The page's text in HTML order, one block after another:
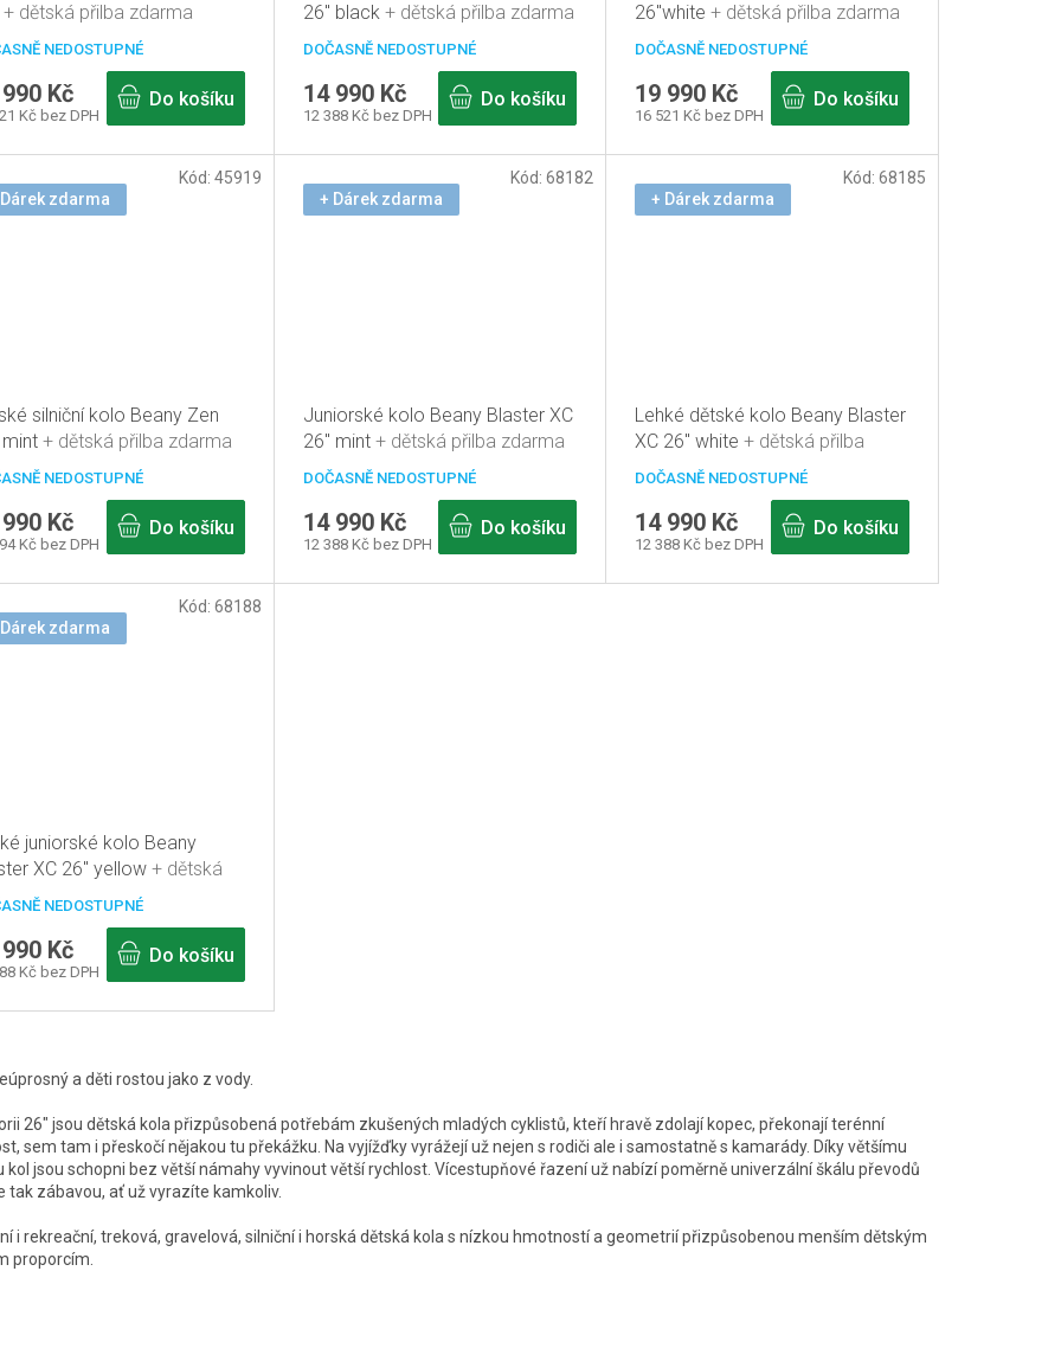
+ dětská přilba zdarma
NEDOSTUPNÉ
Kč bez DPH
Kč Do košíku
26" black + dětská přilba zdarma
DOČASNĚ NEDOSTUPNÉ
12 388 Kč bez DPH
14 990 Kč Do košíku
26"white+ dětská přilba zdarma
DOČASNĚ NEDOSTUPNÉ
16 521 Kč bez DPH
19 990 Kč Do košíku
zdarma
silniční kolo Beany Zen
+ dětská přilba zdarma
NEDOSTUPNÉ
Kč bez DPH
Kč Do košíku
Kód: 45919
+ Dárek zdarma
Juniorské kolo Beany Blaster XC
26" mint + dětská přilba zdarma
DOČASNĚ NEDOSTUPNÉ
12 388 Kč bez DPH
14 990 Kč Do košíku
Kód:68182
+ Dárek zdarma
Lehké dětské kolo Beany Blaster
XC 26" white+ dětská přilba
zdarma
DOČASNĚ NEDOSTUPNÉ
12 388 Kč bez DPH
14 990 Kč Do košíku
Kód: 68185
zdarma
juniorské kolo Beany
XC 26" yellow + dětská
zdarma
NEDOSTUPNÉ
Kč bez DPH
Kč Do košíku
Kód: 68188
l
á
d
c
a děti rostou jako z vody.
26" jsou dětská kola přizpůsobená potřebám zkušených mladých cyklistů, kteří hravě zdolají kopec, překonají terénní
sem tam i přeskočí nějakou tu překážku. Na vyjížďky vyrážejí už nejen s rodiči ale i samostatně s kamarády. Díky většímu
kol jsou schopni bez větší námahy vyvinout větší rychlost. Vícestupňové řazení už nabízí poměrně univerzální škálu převodů
tak zábavou, ať už vyrazíte kamkoliv.
i rekreační, treková, gravelová, silniční i horská dětská kola s nízkou hmotností a geometrií přizpůsobenou menším dětským
proporcím.